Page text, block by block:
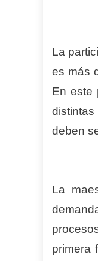
La
es más
En este
distintas
deben
La
primera